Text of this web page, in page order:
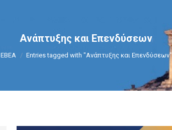
Ανάπτυξης και Επενδύσεων
You are here:
ΕΒΕΑ Entries tagged with "Ανάπτυξης και Επενδύσεων"